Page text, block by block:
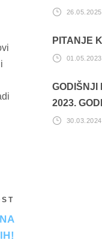
26.05.2025
PITANJE
01.05.2023
GODIŠNJI
2023.
30.03.2024